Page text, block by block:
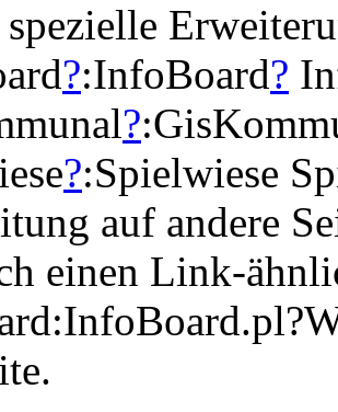
?:InfoBoard?
?
?:Spielwiese
auf andere
einen Link-